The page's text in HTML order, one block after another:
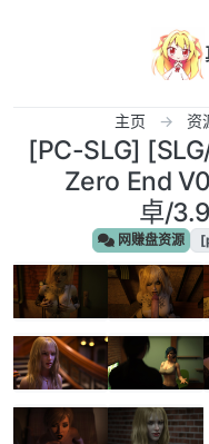
主页 资
[PC-SLG]
Zero End
卓/
网赚盘资源